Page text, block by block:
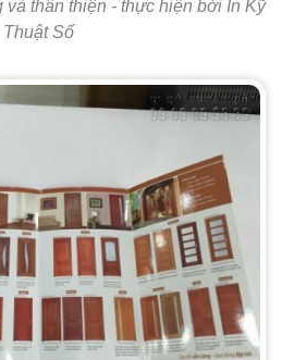
và thân thiện - thực hiện bởi In Kỹ
Thuật Số